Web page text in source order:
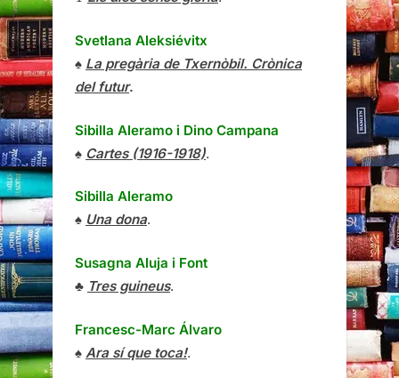
Svetlana Aleksiévitx
♠ La pregària de Txernòbil. Crònica
del futur.
Sibilla Aleramo i Dino Campana
♠ Cartes (1916-1918).
Sibilla Aleramo
♠ Una dona.
Susagna Aluja i Font
♣ Tres guineus.
Francesc-Marc Álvaro
♠ Ara sí que toca!.